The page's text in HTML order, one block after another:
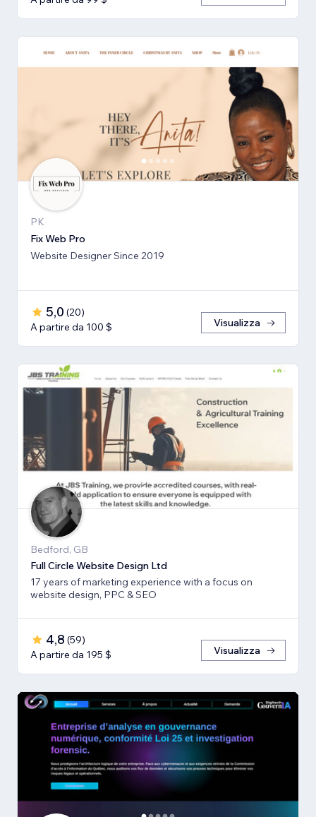
PK
Fix Web Pro
Website Designer Since 2019
5,0 (20)
A partire da 100 $
Visualizza
Bedford, GB
Full Circle Website Design Ltd
17 years of marketing experience with a focus on
website design, PPC & SEO
4,8 (59)
A partire da 195 $
Visualizza